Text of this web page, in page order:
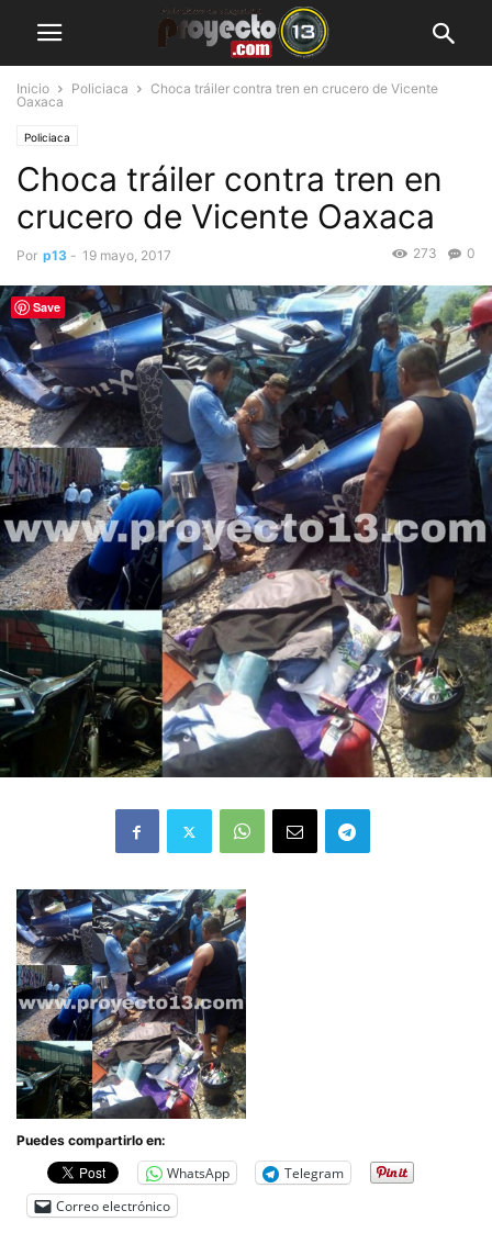
Inicio Policiaca
Choca tráiler contra tren en crucero de Vicente
Oaxaca
Policiaca
Choca tráiler contra tren en
crucero de Vicente Oaxaca
Por p13 - 19 mayo, 2017 0
273
Puedes compartirlo en:
WhatsApp
Telegram
Correo electrónico
Save